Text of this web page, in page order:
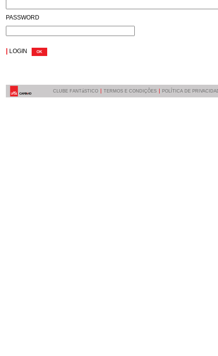
PASSWORD
| LOGIN
CLUBE FANTáSTICO TERMOS E CONDIÇÕES POLÍTICA DE